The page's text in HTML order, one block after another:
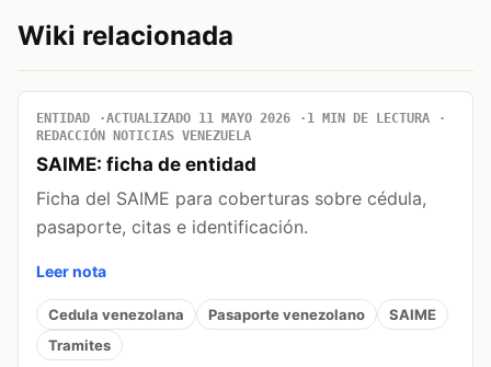
Wiki relacionada
ENTIDAD ACTUALIZADO 11 MAYO 2026
1 MIN DE LECTURA
REDACCIÓN NOTICIAS VENEZUELA
SAIME: ficha de entidad
Ficha del SAIME para coberturas sobre cédula,
pasaporte, citas e identificación.
Leer nota
Cedula venezolana Pasaporte venezolano
SAIME
Tramites